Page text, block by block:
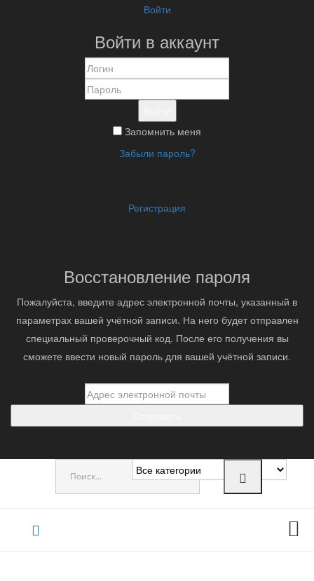
Войти
Войти в аккаунт
Запомнить меня
Забыли пароль?
Регистрация
Восстановление пароля
Пожалуйста, введите адрес электронной почты, указанный в
параметрах вашей учётной записи. На него будет отправлен
специальный проверочный код. После его получения вы
сможете ввести новый пароль для вашей учётной записи.